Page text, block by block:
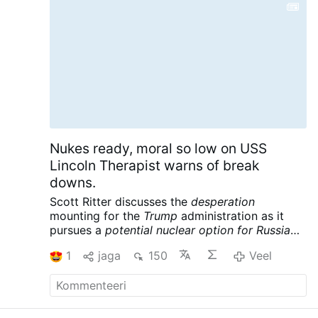
Nukes ready, moral so low on USS
Lincoln Therapist warns of break
downs.
Scott Ritter discusses thedesperation
mounting for the Trump administration as it
pursues apotential nuclear option for Russia
Meanwhile the USS Lincoln is reportedly in
crisis, further complicating the war designs of
the American empire. Scott Ritter is a former
UN Weapons Inspector and US Marine Corps
1 jaga 150 Veel